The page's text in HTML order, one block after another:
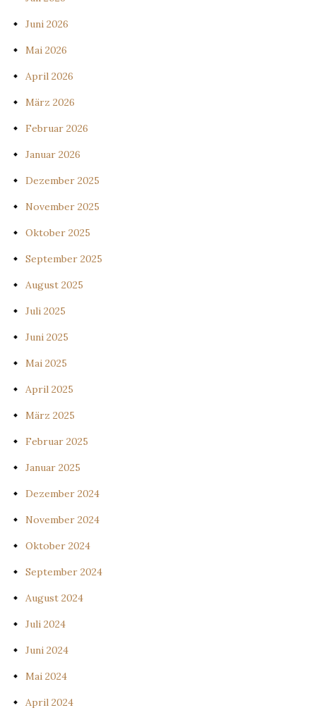
Juni 2026
Mai 2026
April 2026
März 2026
Februar 2026
Januar 2026
Dezember 2025
November 2025
Oktober 2025
September 2025
August 2025
Juli 2025
Juni 2025
Mai 2025
April 2025
März 2025
Februar 2025
Januar 2025
Dezember 2024
November 2024
Oktober 2024
September 2024
August 2024
Juli 2024
Juni 2024
Mai 2024
April 2024